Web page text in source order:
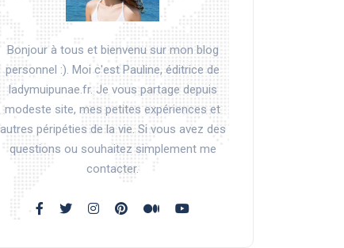
Bonjour à tous et bienvenu sur mon blog
personnel :). Moi c'est Pauline, éditrice de
ladymuipunae.fr. Je vous partage depuis
modeste site, mes petites expériences et
autres péripéties de la vie. Si vous avez des
questions ou souhaitez simplement me
contacter.